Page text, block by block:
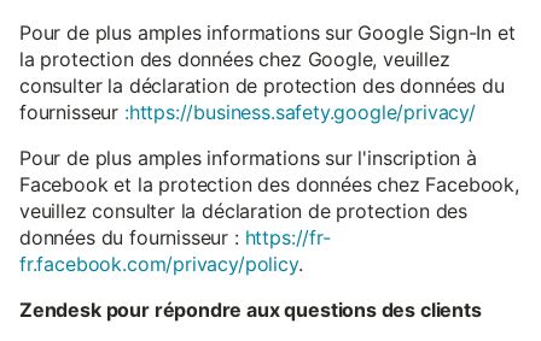
Pour de plus amples informations sur Google Sign-In et
la protection des données chez Google, veuillez
consulter la déclaration de protection des données du
fournisseur :https://business.safety.google/privacy/
Pour de plus amples informations sur l'inscription à
Facebook et la protection des données chez Facebook,
veuillez consulter la déclaration de protection des
données du fournisseur : https://fr-
fr.facebook.com/privacy/policy.
Zendesk pour répondre aux questions des clients